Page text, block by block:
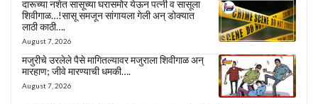
दारूच्या नशेत सासूच्या घरासमोर येऊन पत्नी व सासूला
शिवीगाळ…!सासू समजून सांगायला गेली अन् डोक्यात
लाठी काठी….
August 7, 2026
मजुरीचे उरलेले पैसे मागितल्यावर मजुराला शिवीगाळ अन्
मारहाण; जीवे मारण्याची धमकी….
August 7, 2026